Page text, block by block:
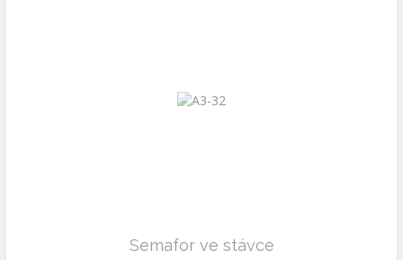
Semafor ve stávce